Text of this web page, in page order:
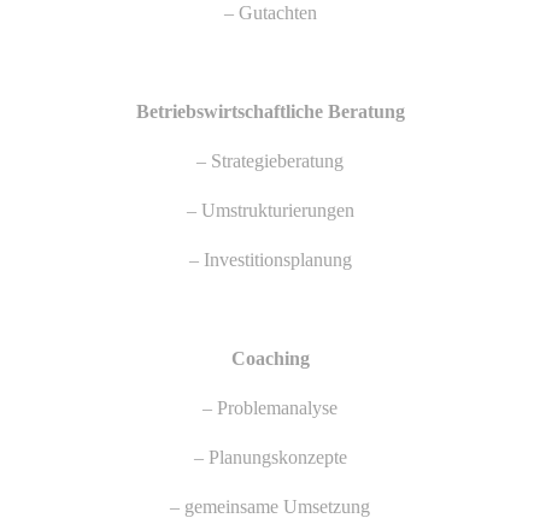
– Gutachten
Betriebswirtschaftliche Beratung
– Strategieberatung
– Umstrukturierungen
– Investitionsplanung
Coaching
– Problemanalyse
– Planungskonzepte
– gemeinsame Umsetzung